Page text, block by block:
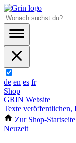
de en es fr
Shop
GRIN Website
Texte veröffentlichen,
Zur Shop-Startseite
Neuzeit